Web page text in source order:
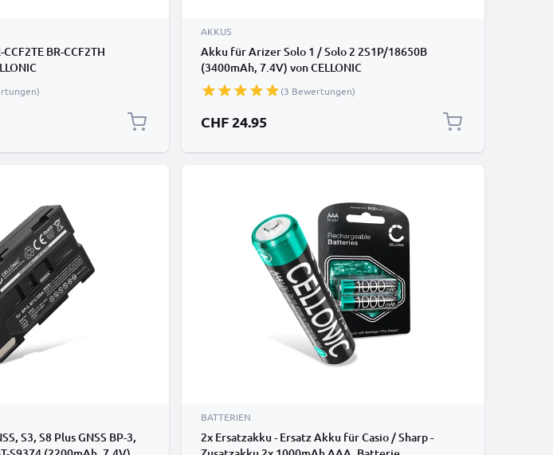
BR-CCF2TH
AKKUS
Akku für Arizer Solo 1 / Solo 2 2S1P/18650B
(3400mAh, 7.4V) von CELLONIC
(3 Bewertungen)
CHF 24.95
S3, S8 Plus GNSS BP-3,
BATTERIEN
2x Ersatzakku - Ersatz Akku für Casio / Sharp -